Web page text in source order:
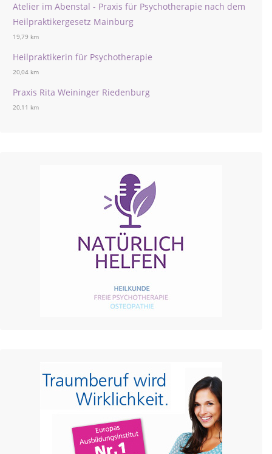
Atelier im Abenstal - Praxis für Psychotherapie nach dem
Heilpraktikergesetz Mainburg
19,79 km
Heilpraktikerin für Psychotherapie
20,04 km
Praxis Rita Weininger Riedenburg
20,11 km